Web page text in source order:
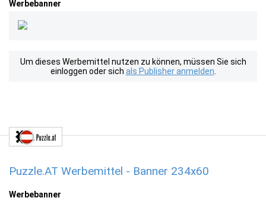
Werbebanner
Um dieses Werbemittel nutzen zu können, müssen Sie sich
einloggen oder sich als Publisher anmelden
Puzzle.AT Werbemittel - Banner 234x60
Werbebanner